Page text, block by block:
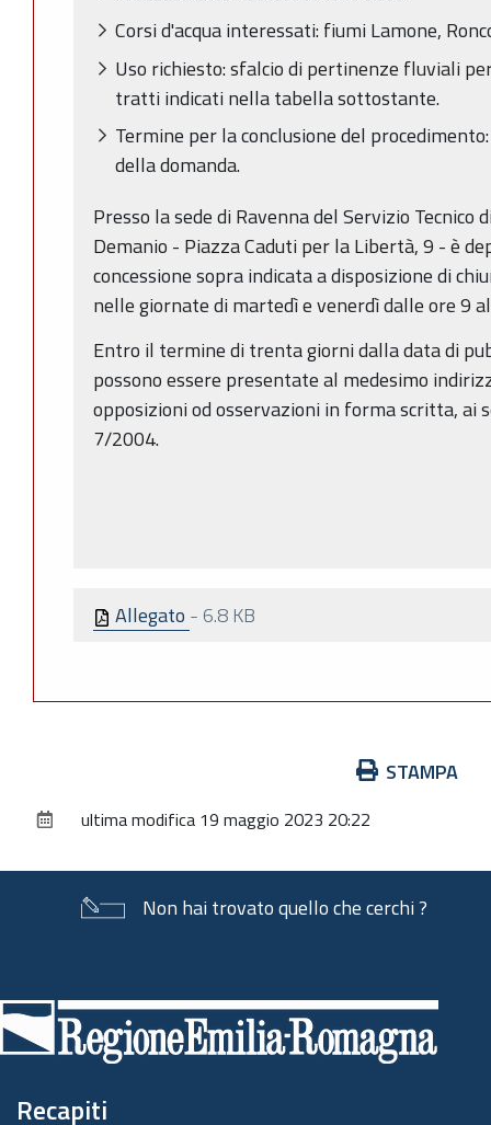
Corsi d'acqua interessati: fiumi Lamone,
Uso richiesto: sfalcio di pertinenze fluviali
tratti indicati nella tabella sottostante.
Termine per la conclusione del
della domanda.
Presso la sede di Ravenna del Servizio Tecnico
Demanio - Piazza Caduti per la Libertà, 9 - è
concessione sopra indicata a disposizione di
nelle giornate di martedì e venerdì dalle ore 9
Entro il termine di trenta giorni dalla data di
possono essere presentate al medesimo
opposizioni od osservazioni in forma scritta, ai
7/2004.
Allegato - 6.8 KB
documento
STAMPA
ultima modifica 19 maggio 2023 20:22
Non hai trovato quello che cerchi ?
di
pagina
Recapiti